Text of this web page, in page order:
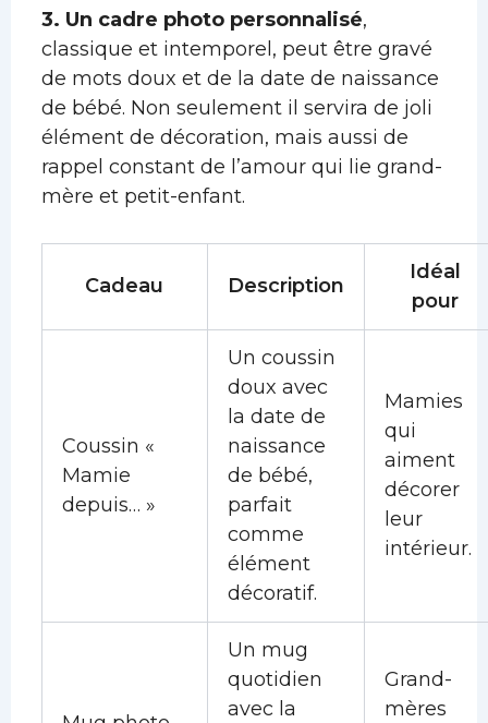
3. Un cadre photo personnalisé,
classique et intemporel, peut être gravé
de mots doux et de la date de naissance
de bébé. Non seulement il servira de joli
élément de décoration, mais aussi de
rappel constant de l’amour qui lie grand-
mère et petit-enfant.
Cadeau Description
Idéal
pour
Coussin «
Mamie
depuis… »
Un coussin
doux avec
la date de
naissance
de bébé,
parfait
comme
élément
décoratif.
Mamies
qui
aiment
décorer
leur
intérieur.
Un mug
quotidien
avec la
Grand-
mères